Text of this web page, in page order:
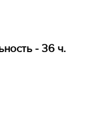
- 36 ч.